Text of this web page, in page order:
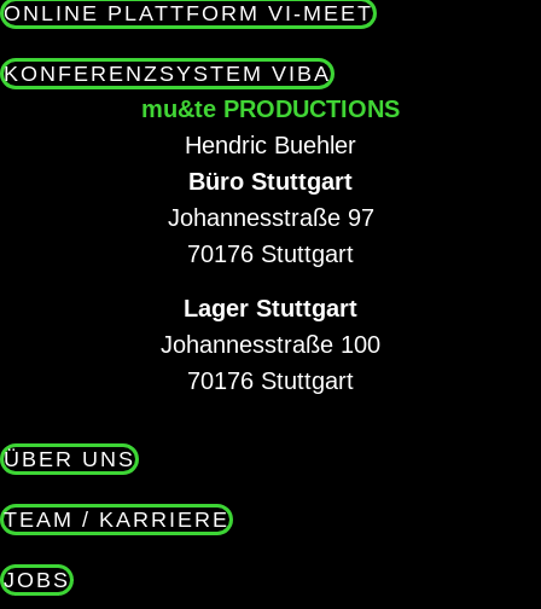
ONLINE PLATTFORM VI-MEET
KONFERENZSYSTEM VIBA
mu&te PRODUCTIONS
Hendric Buehler
Büro Stuttgart
Johannesstraße 97
70176 Stuttgart
Lager Stuttgart
Johannesstraße 100
70176 Stuttgart
ÜBER UNS
TEAM / KARRIERE
JOBS